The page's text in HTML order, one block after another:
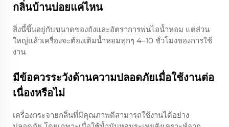
กลิ่นบ้านบ่อยแค่ไหน
สิ่งนี้ขึ้นอยู่กับขนาดของถังและอัตราการพ่นไอน้ำหอม แต่ส่วน
ใหญ่แล้วเครื่องจะต้องเติมน้ำหอมทุกๆ 4–10 ชั่วโมงของการใช้
งาน
มีข้อควรระวังด้านความปลอดภัยเมื่อใช้งานต่อ
เนื่องหรือไม่
เครื่องกระจายกลิ่นที่มีคุณภาพดีสามารถใช้งานได้อย่าง